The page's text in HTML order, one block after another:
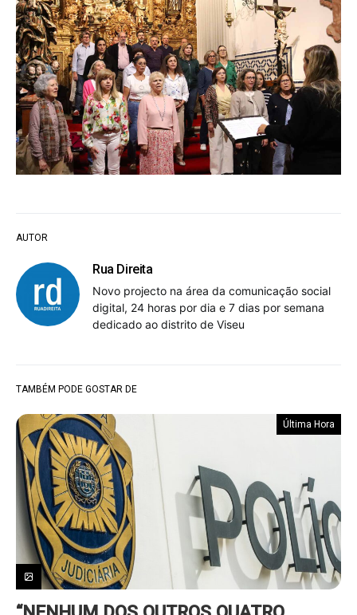
AUTOR
Rua Direita
Novo projecto na área da comunicação social
digital, 24 horas por dia e 7 dias por semana
dedicado ao distrito de Viseu
TAMBÉM PODE GOSTAR DE
Última Hora